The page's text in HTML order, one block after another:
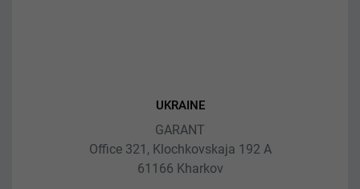
UKRAINE
GARANT
Office 321, Klochkovskaja 192 A
61166 Kharkov